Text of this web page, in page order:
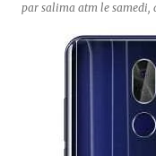
par salima atm le samedi,